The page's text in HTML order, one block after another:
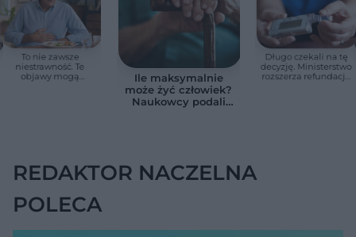
To nie zawsze
niestrawność. Te
objawy mogą
Ile maksymalnie
może żyć człowiek?
Naukowcy podali
Długo czekali na tę
decyzję. Ministerstwo
rozszerza refundację
REDAKTOR NACZELNA
POLECA